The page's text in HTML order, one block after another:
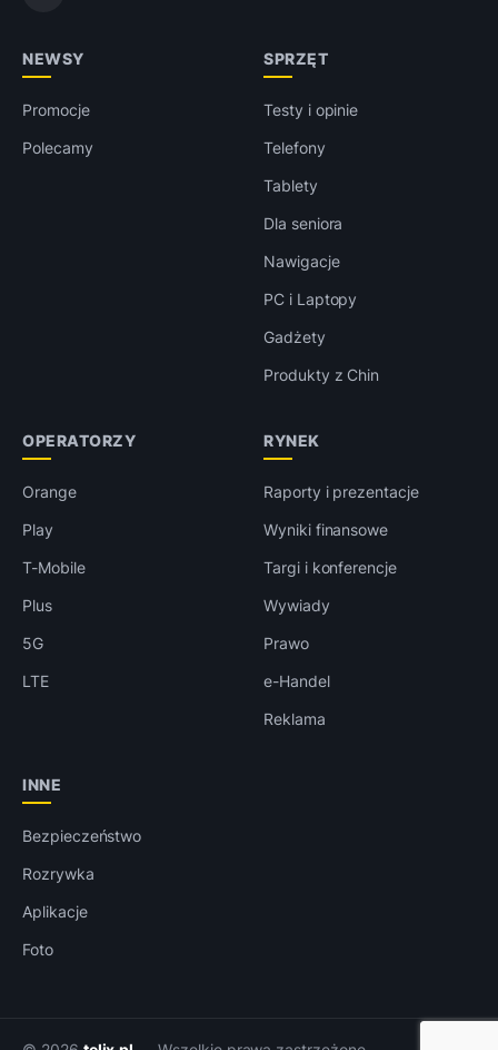
NEWSY
Promocje
Polecamy
SPRZĘT
Testy i opinie
Telefony
Tablety
Dla seniora
Nawigacje
PC i Laptopy
Gadżety
Produkty z Chin
OPERATORZY
Orange
Play
T-Mobile
Plus
5G
LTE
RYNEK
Raporty i prezentacje
Wyniki finansowe
Targi i konferencje
Wywiady
Prawo
e-Handel
Reklama
INNE
Bezpieczeństwo
Rozrywka
Aplikacje
Foto